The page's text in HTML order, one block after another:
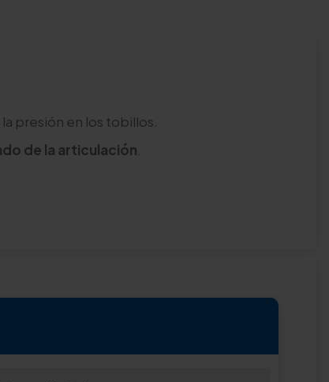
la presión en los tobillos.
de la articulación